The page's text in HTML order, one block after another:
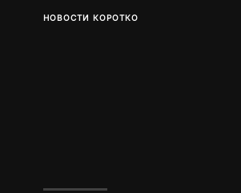
НОВОСТИ КОРОТКО